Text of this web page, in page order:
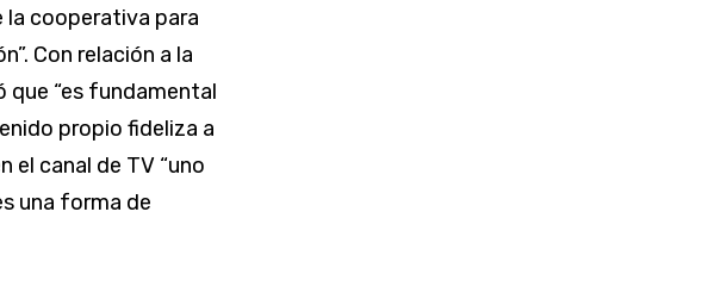
la cooperativa para
Con relación a la
que “es fundamental
propio fideliza a
el canal de TV “uno
una forma de